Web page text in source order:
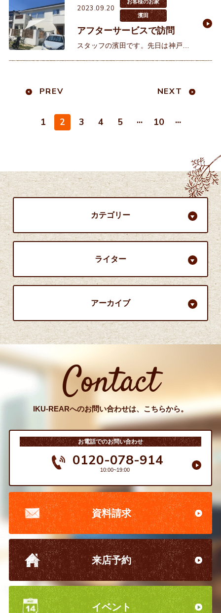
わせていただきました。土地の申し
込みの際、他のお客様との抽選
2023.09.20
お客様のお家
濱田
アフターサービスで訪問
スタッフの濱田です。先日は神戸市
る素敵なお家です。素敵な中庭のあ
PREV
1 2 3 4 5 ... 10 ...
NEXT
カテゴリー
ライター
アーカイブ
Contact
IKU-REARへのお問い合わせは、こちらから。
お電話でのお問い合わせ
0120-078-914
10:00~19:00
資料請求
来店予約
イベント